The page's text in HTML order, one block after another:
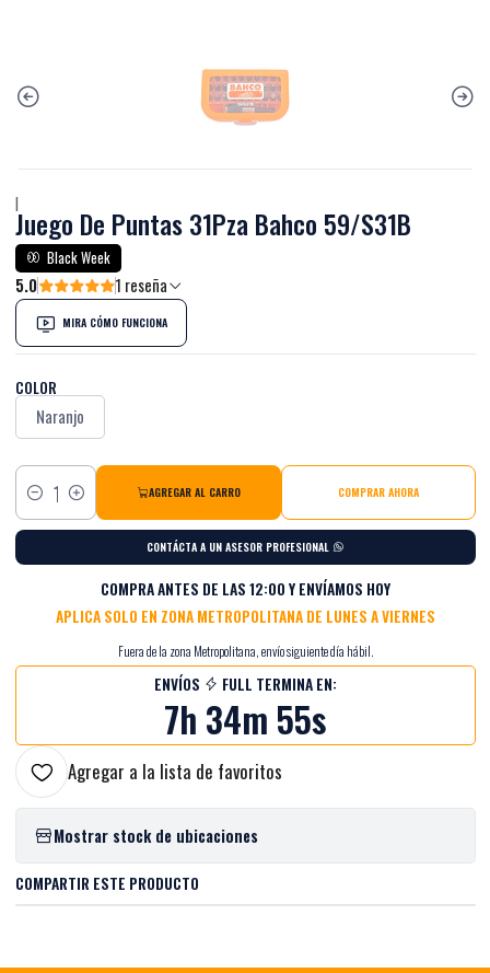
|
Juego De Puntas 31Pza Bahco 59/S31B
Black Week
5.0 1 reseña
MIRA CÓMO FUNCIONA
COLOR
Naranjo
Cantidad
AGREGAR AL CARRO COMPRAR AHORA
CONTÁCTA A UN ASESOR PROFESIONAL
COMPRA ANTES DE LAS 12:00 Y ENVÍAMOS HOY
APLICA SOLO EN ZONA METROPOLITANA DE LUNES A VIERNES
Fuera de la zona Metropolitana, envío siguiente día hábil.
ENVÍOS FULL TERMINA EN:
7h 34m 55s
Agregar a la lista de favoritos
Mostrar stock de ubicaciones
COMPARTIR ESTE PRODUCTO